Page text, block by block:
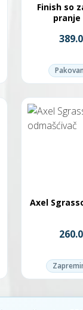
Finish so
pranje
Axel